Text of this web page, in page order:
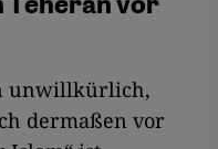
unwillkürlich,
dermaßen vor